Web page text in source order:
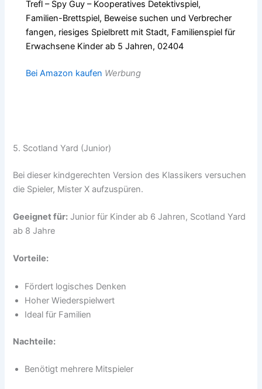
Trefl – Spy Guy – Kooperatives Detektivspiel,
Familien-Brettspiel, Beweise suchen und Verbrecher
fangen, riesiges Spielbrett mit Stadt, Familienspiel für
Erwachsene Kinder ab 5 Jahren, 02404
Bei Amazon kaufen Werbung
5. Scotland Yard (Junior)
Bei dieser kindgerechten Version des Klassikers versuchen
die Spieler, Mister X aufzuspüren.
Geeignet für: Junior für Kinder ab 6 Jahren, Scotland Yard
ab 8 Jahre
Vorteile:
Fördert logisches Denken
Hoher Wiederspielwert
Ideal für Familien
Nachteile:
Benötigt mehrere Mitspieler